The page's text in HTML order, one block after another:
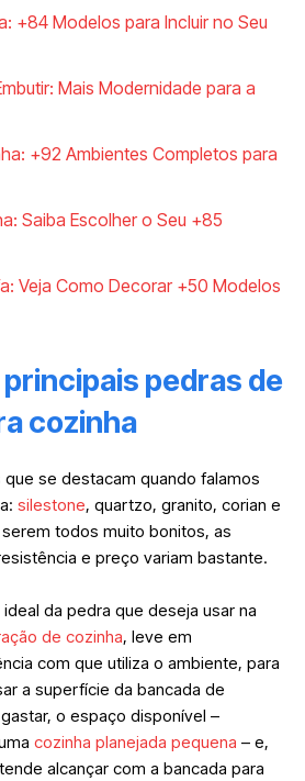
+84 Modelos para Incluir no Seu
Mais Modernidade para a
+92 Ambientes Completos para
Saiba Escolher o Seu +85
Veja Como Decorar +50 Modelos
pedras de
cozinha
se destacam quando falamos
silestone, quartzo, granito, corian e
todos muito bonitos, as
e preço variam bastante.
da pedra que deseja usar na
de cozinha, leve em
com que utiliza o ambiente, para
a superfície da bancada de
o espaço disponível –
cozinha planejada pequena – e,
alcançar com a bancada para